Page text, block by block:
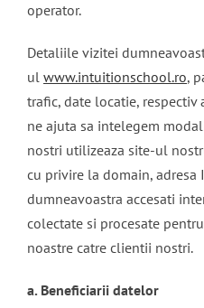
operator.
Detaliile vizitei
ul www.intuitionschool.ro,
trafic, date locatie,
ne ajuta sa intelegem
nostri utilizeaza site-ul
cu privire la domain, adresa
dumneavoastra accesati
colectate si procesate
noastre catre clientii nostri.
a. Beneficiarii datelor